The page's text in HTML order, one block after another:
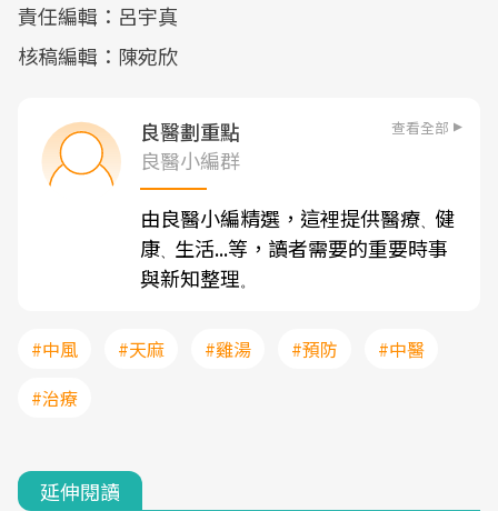
責任編輯：呂宇真
核稿編輯：陳宛欣
良醫劃重點 查看全部
良醫小編群
由良醫小編精選，這裡提供醫療、 健
康、 生活...等，讀者需要的重要時事
與新知整理。
#中風 #天麻 #雞湯 #預防
#中醫
#治療
延伸閱讀